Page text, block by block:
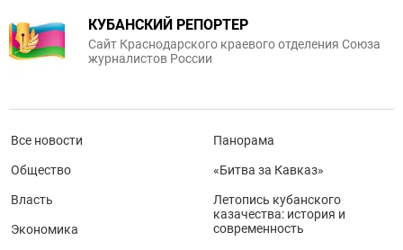
КУБАНСКИЙ РЕПОРТЕР
Сайт Краснодарского краевого отделения Союза
журналистов России
Все новости
Общество
Власть
Экономика
Панорама
«Битва за Кавказ»
Летопись кубанского
казачества: история и
современность